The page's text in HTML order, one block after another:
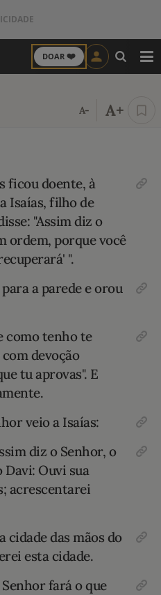
DOAR ❤️
A- A+
ficou doente, à
Isaías, filho de
"Assim diz o
ordem, porque você
".
a parede e orou
como tenho te
devoção
tu aprovas". E
veio a Isaías:
diz o Senhor, o
Davi: Ouvi sua
acrescentarei
cidade das mãos do
esta cidade.
fará o que